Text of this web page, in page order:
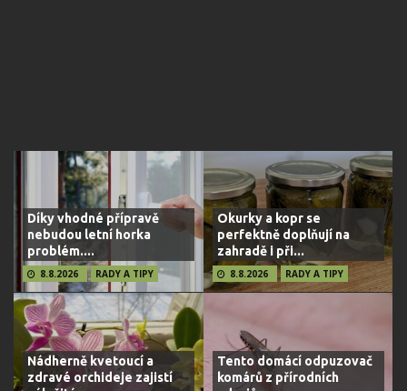
Díky vhodné přípravě
nebudou letní horka
problém....
8.8.2026 RADY A TIPY
Okurky a kopr se
perfektně doplňují na
zahradě i při...
8.8.2026 RADY A TIPY
Nádherně kvetoucí a
zdravé orchideje zajistí
Tento domácí odpuzovač
komárů z přírodních